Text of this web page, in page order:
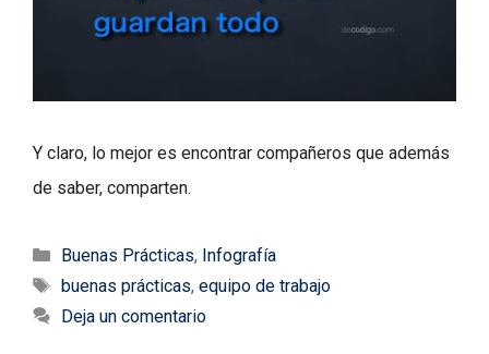
Y claro, lo mejor es encontrar compañeros que además
de saber, comparten.
Categorías
Buenas Prácticas, Infografía
Etiquetas
buenas prácticas, equipo de trabajo
Deja un comentario